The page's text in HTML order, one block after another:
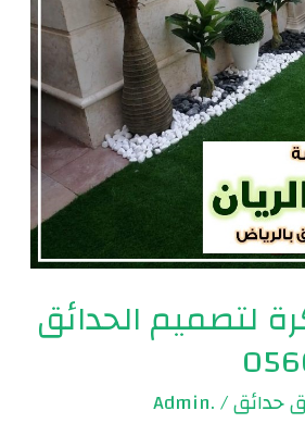
لتصميم الحدائق
حدائق/
.Admin